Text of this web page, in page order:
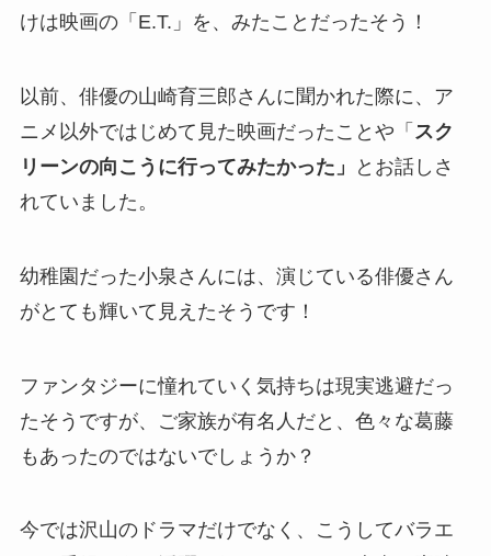
けは映画の「E.T.」を、みたことだったそう！
以前、俳優の山崎育三郎さんに聞かれた際に、ア
ニメ以外ではじめて見た映画だったことや「 スク
リーンの向こうに行ってみたかった」
とお話しさ
れていました。
幼稚園だった小泉さんには、演じている俳優さん
がとても輝いて見えたそうです！
ファンタジーに憧れていく気持ちは現実逃避だっ
たそうですが、ご家族が有名人だと、色々な葛藤
もあったのではないでしょうか？
今では沢山のドラマだけでなく、こうしてバラエ